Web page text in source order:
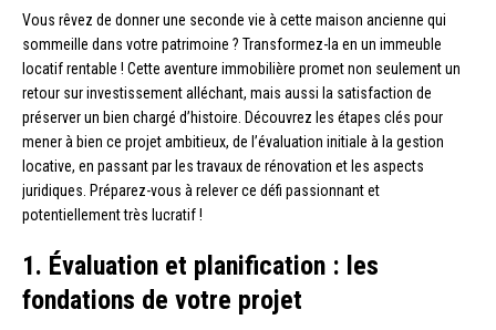
Vous rêvez de donner une seconde vie à cette maison ancienne qui
sommeille dans votre patrimoine ? Transformez-la en un immeuble
locatif rentable ! Cette aventure immobilière promet non seulement un
retour sur investissement alléchant, mais aussi la satisfaction de
préserver un bien chargé d’histoire. Découvrez les étapes clés pour
mener à bien ce projet ambitieux, de l’évaluation initiale à la gestion
locative, en passant par les travaux de rénovation et les aspects
juridiques. Préparez-vous à relever ce défi passionnant et
potentiellement très lucratif !
1. Évaluation et planification : les
fondations de votre projet